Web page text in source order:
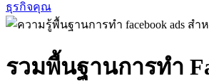
ธุรกิจคุณ
รวมพื้นฐานการทำ